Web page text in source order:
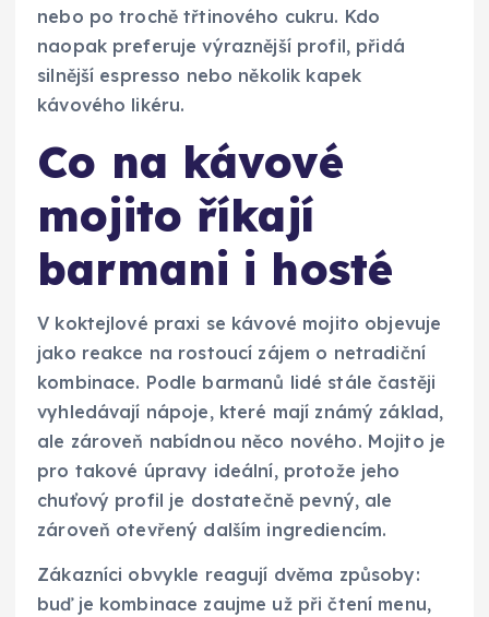
nebo po trochě třtinového cukru. Kdo
naopak preferuje výraznější profil, přidá
silnější espresso nebo několik kapek
kávového likéru.
Co na kávové
mojito říkají
barmani i hosté
V koktejlové praxi se kávové mojito objevuje
jako reakce na rostoucí zájem o netradiční
kombinace. Podle barmanů lidé stále častěji
vyhledávají nápoje, které mají známý základ,
ale zároveň nabídnou něco nového. Mojito je
pro takové úpravy ideální, protože jeho
chuťový profil je dostatečně pevný, ale
zároveň otevřený dalším ingrediencím.
Zákazníci obvykle reagují dvěma způsoby:
buď je kombinace zaujme už při čtení menu,